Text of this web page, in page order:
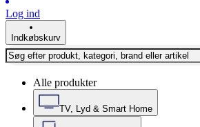
Log ind
Indkøbskurv
Alle produkter
TV, Lyd & Smart Home